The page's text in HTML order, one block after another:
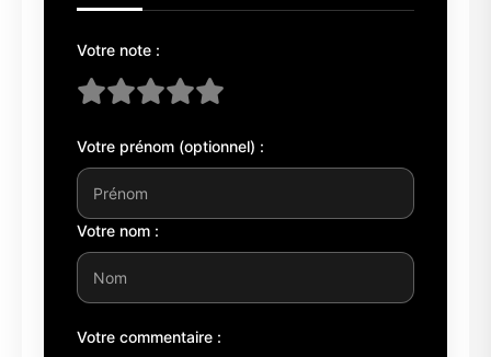
Votre note :
Votre prénom (optionnel) :
Votre nom :
Votre commentaire :